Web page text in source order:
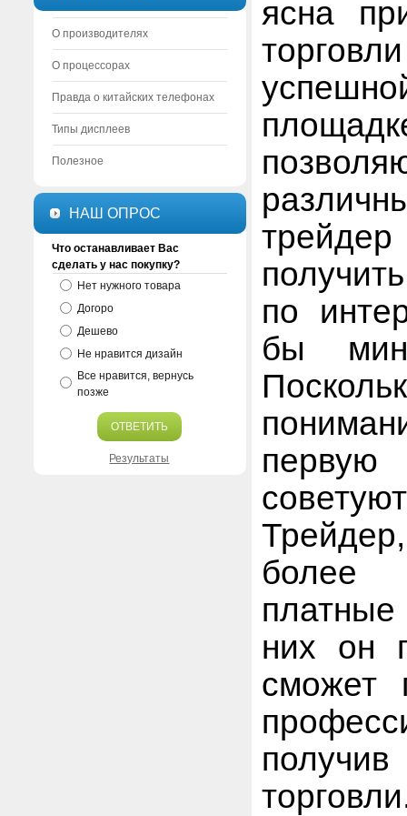
О производителях
О процессорах
Правда о китайских телефонах
Типы дисплеев
Полезное
НАШ ОПРОС
Что останавливает Вас
сделать у нас покупку?
Нет нужного товара
Догоро
Дешево
Не нравится дизайн
Все нравится, вернусь
позже
ОТВЕТИТЬ
Результаты
ясна
по
бы
более
них он
сможет